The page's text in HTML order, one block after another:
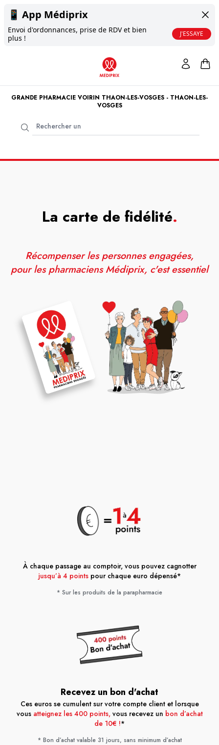
📱 App Médiprix
Envoi d'ordonnances, prise de RDV et bien
plus !
J'ESSAYE
GRANDE PHARMACIE VOIRIN THAON-LES-VOSGES - THAON-LES-
VOSGES
La carte de fidélité.
Récompenser les personnes engagées,
pour les pharmaciens Médiprix, c'est essentiel
À chaque passage au comptoir, vous pouvez cagnotter
jusqu’à 4 points pour chaque euro dépensé*
* Sur les produits de la parapharmacie
Recevez un bon d'achat
Ces euros se cumulent sur votre compte client et lorsque
vous atteignez les 400 points,vous recevez un bon d’achat
de 10€ !*
* Bon d’achat valable 31 jours, sans minimum d’achat